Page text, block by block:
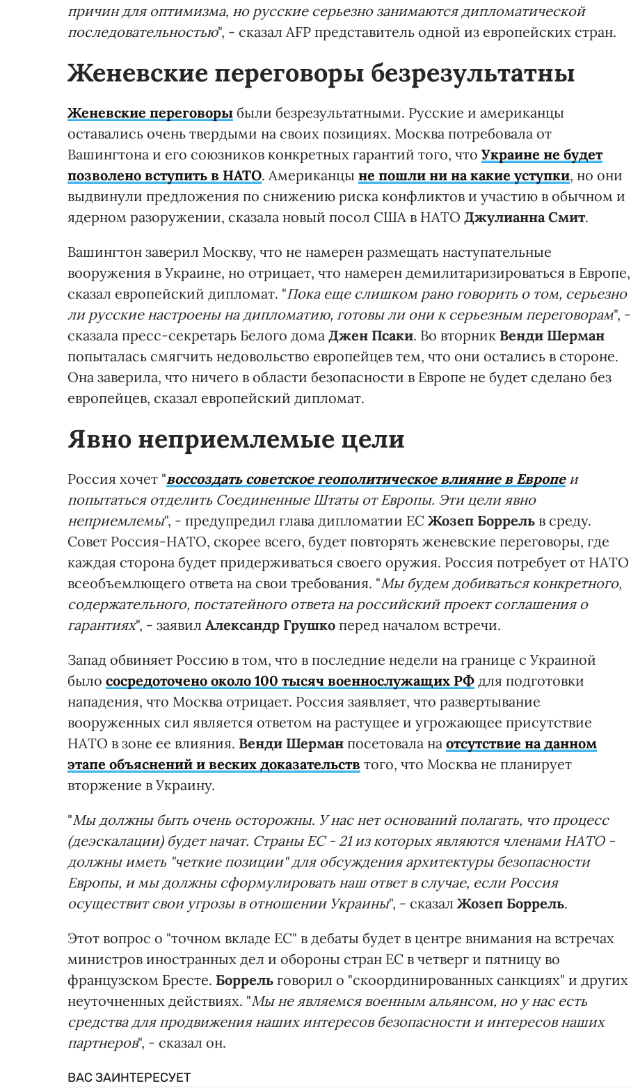
причин для оптимизма, но русские серьезно занимаются дипломатической
последовательностью", - сказал AFP представитель одной из европейских стран.
Женевские переговоры безрезультатны
Женевские переговоры были безрезультатными. Русские и американцы
оставались очень твердыми на своих позициях. Москва потребовала от
Вашингтона и его союзников конкретных гарантий того, что Украине не будет
позволено вступить в НАТО. Американцы не пошли ни на какие уступки, но они
выдвинули предложения по снижению риска конфликтов и участию в обычном и
ядерном разоружении, сказала новый посол США в НАТО Джулианна Смит.
Вашингтон заверил Москву, что не намерен размещать наступательные
вооружения в Украине, но отрицает, что намерен демилитаризироваться в Европе,
сказал европейский дипломат. "Пока еще слишком рано говорить о том, серьезно
ли русские настроены на дипломатию, готовы ли они к серьезным переговорам", -
сказала пресс-секретарь Белого дома Джен Псаки. Во вторник Венди Шерман
попыталась смягчить недовольство европейцев тем, что они остались в стороне.
Она заверила, что ничего в области безопасности в Европе не будет сделано без
европейцев, сказал европейский дипломат.
Явно неприемлемые цели
Россия хочет "воссоздать советское геополитическое влияние в Европеи
попытаться отделить Соединенные Штаты от Европы. Эти цели явно
неприемлемы", - предупредил глава дипломатии ЕС Жозеп Боррель в среду.
Совет Россия-НАТО, скорее всего, будет повторять женевские переговоры, где
каждая сторона будет придерживаться своего оружия. Россия потребует от НАТО
всеобъемлющего ответа на свои требования. "Мы будем добиваться конкретного,
содержательного, постатейного ответа на российский проект соглашения о
гарантиях", - заявил Александр Грушко перед началом встречи.
Запад обвиняет Россию в том, что в последние недели на границе с Украиной
было сосредоточено около 100 тысяч военнослужащих РФ для подготовки
нападения, что Москва отрицает. Россия заявляет, что развертывание
вооруженных сил является ответом на растущее и угрожающее присутствие
НАТО в зоне ее влияния. Венди Шерман посетовала на отсутствие на данном
этапе объяснений и веских доказательств того, что Москва не планирует
вторжение в Украину.
"Мы должны быть очень осторожны. У нас нет оснований полагать, что процесс
(деэскалации) будет начат. Страны ЕС - 21 из которых являются членами НАТО -
должны иметь "четкие позиции" для обсуждения архитектуры безопасности
Европы, и мы должны сформулировать наш ответ в случае, если Россия
осуществит свои угрозы в отношении Украины", - сказал Жозеп Боррель.
Этот вопрос о "точном вкладе ЕС" в дебаты будет в центре внимания на встречах
министров иностранных дел и обороны стран ЕС в четверг и пятницу во
французском Бресте. Боррель говорил о "скоординированных санкциях" и других
неуточненных действиях. "Мы не являемся военным альянсом, но у нас есть
средства для продвижения наших интересов безопасности и интересов наших
партнеров", - сказал он.
ВАС ЗАИНТЕРЕСУЕТ